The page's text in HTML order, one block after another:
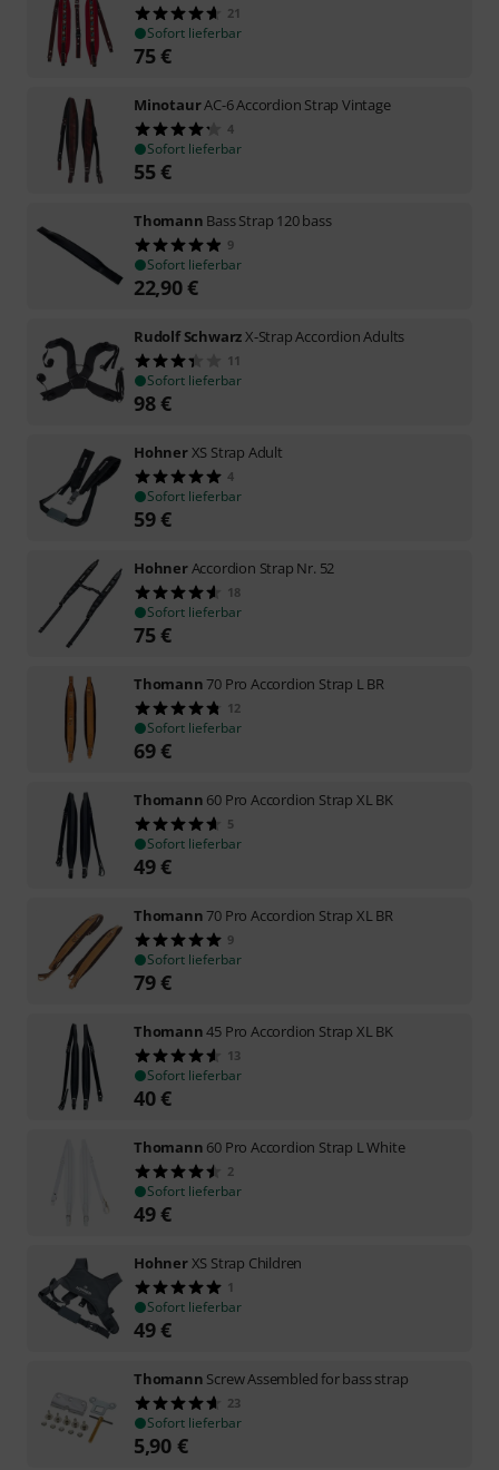
21
Sofort lieferbar
75€
MinotaurAC-6 Accordion Strap Vintage
4
Sofort lieferbar
55€
Thomann Bass Strap 120 bass
9
Sofort lieferbar
22,90€
Rudolf SchwarzX-Strap Accordion Adults
11
Sofort lieferbar
98€
HohnerXS Strap Adult
4
Sofort lieferbar
59€
HohnerAccordion Strap Nr. 52
18
Sofort lieferbar
75€
Thomann70 Pro Accordion Strap L BR
12
Sofort lieferbar
69€
Thomann 60 Pro Accordion Strap XL BK
5
Sofort lieferbar
49€
Thomann70 Pro Accordion Strap XL BR
9
Sofort lieferbar
79€
Thomann45 Pro Accordion Strap XL BK
13
Sofort lieferbar
40€
Thomann 60 Pro Accordion Strap L White
2
Sofort lieferbar
49€
HohnerXS Strap Children
1
Sofort lieferbar
49€
Thomann Screw Assembled for bass strap
23
Sofort lieferbar
5,90 €